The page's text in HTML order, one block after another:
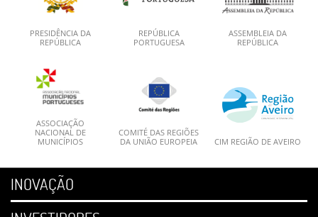
PRESIDÊNCIA DA
REPÚBLICA
REPÚBLICA
PORTUGUESA
ASSEMBLEIA DA
REPÚBLICA
ASSOCIAÇÃO
NACIONAL DE
MUNICÍPIOS
COMITÉ DAS REGIÕES
DA UNIÃO EUROPEIA
CIM REGIÃO DE AVEIRO
INOVAÇÃO